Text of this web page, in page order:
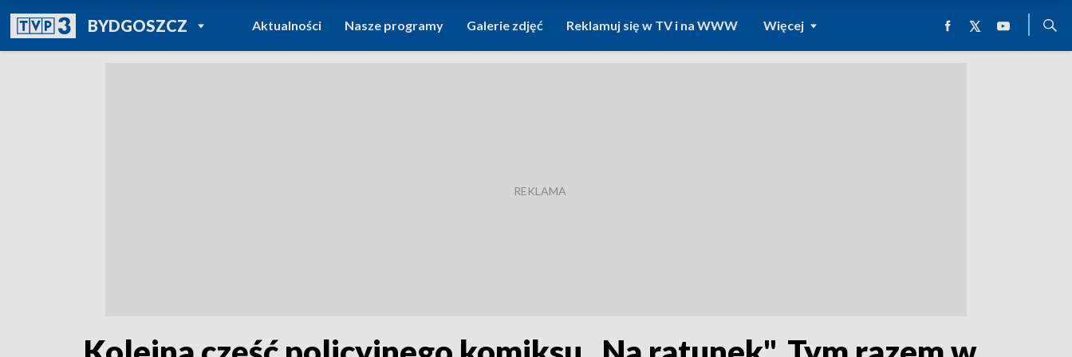
BYDGOSZCZPOWRÓT DO
TVP REGIONY
Aktualności Nasze programy Galerie zdjęć Reklamuj się w TV i na WWW Więcej